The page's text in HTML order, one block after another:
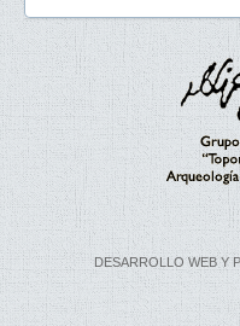
DESARROLLO WEB Y